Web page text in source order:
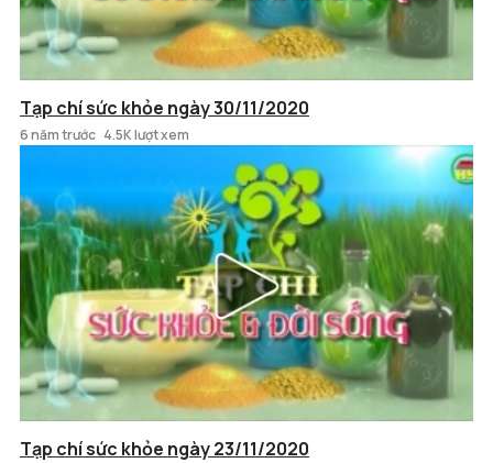
Tạp chí sức khỏe ngày 30/11/2020
6 năm trước 4.5K lượt xem
Tạp chí sức khỏe ngày 23/11/2020